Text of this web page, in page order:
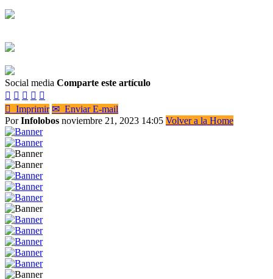
Social media Comparte este artículo
    
 Imprimir ✉ Enviar E-mail
PorInfolobos noviembre 21, 2023 14:05 Volver a la Home